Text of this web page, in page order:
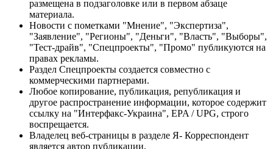
размещена в подзаголовке или в первом абзаце
материала.
Новости с пометками "Мнение", "Экспертиза",
"Заявление", "Регионы", "Деньги", "Власть", "Выборы",
"Тест-драйв", "Спецпроекты", "Промо" публикуются на
правах рекламы.
Раздел Спецпроекты создается совместно с
коммерческими партнерами.
Любое копирование, публикация, републикация и
другое распространение информации, которое содержит
ссылку на "Интерфакс-Украина", EPA / UPG, строго
воспрещается.
Владелец веб-страницы в разделе Я- Корреспондент
является автор публикации.